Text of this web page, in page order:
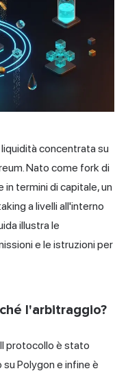
liquidità concentrata su
Nato come fork di
termini di capitale, un
a livelli all'interno
illustra le
e le istruzioni per
l'arbitraggio?
protocollo è stato
Polygon e infine è